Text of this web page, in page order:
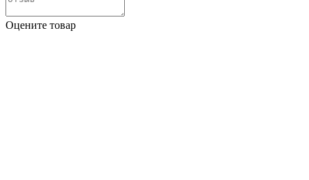
Оцените товар